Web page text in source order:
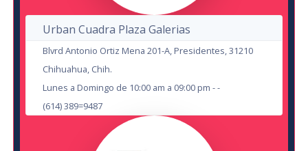
Urban Cuadra Plaza Galerias
Blvrd Antonio Ortiz Mena 201-A, Presidentes, 31210
Chihuahua, Chih.
Lunes a Domingo de 10:00 am a 09:00 pm - -
(614) 389=9487